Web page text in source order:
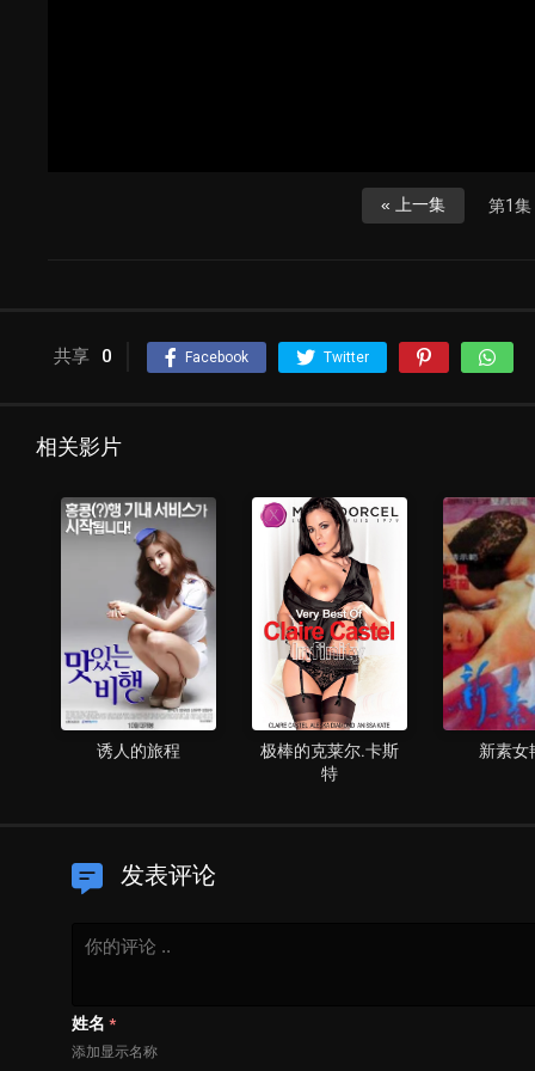
« 上一集 第1
共享 0 Facebook Twitter
相关影片
诱人的旅程
极棒的克莱尔.卡斯
特
新素女
发表评论
姓名 *
添加显示名称